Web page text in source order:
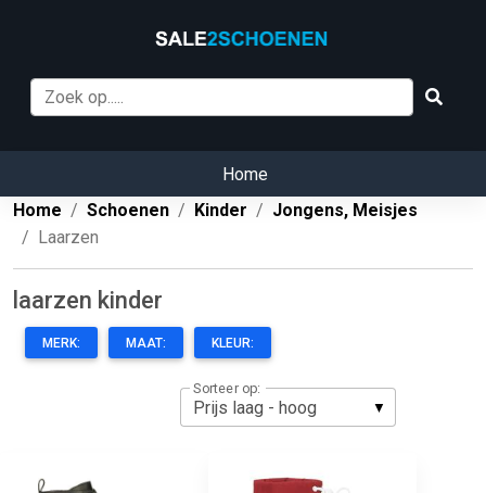
Home
Home
Schoenen Kinder
Jongens, Meisjes
Laarzen
laarzen kinder
MERK: MAAT: KLEUR:
Sorteer op: